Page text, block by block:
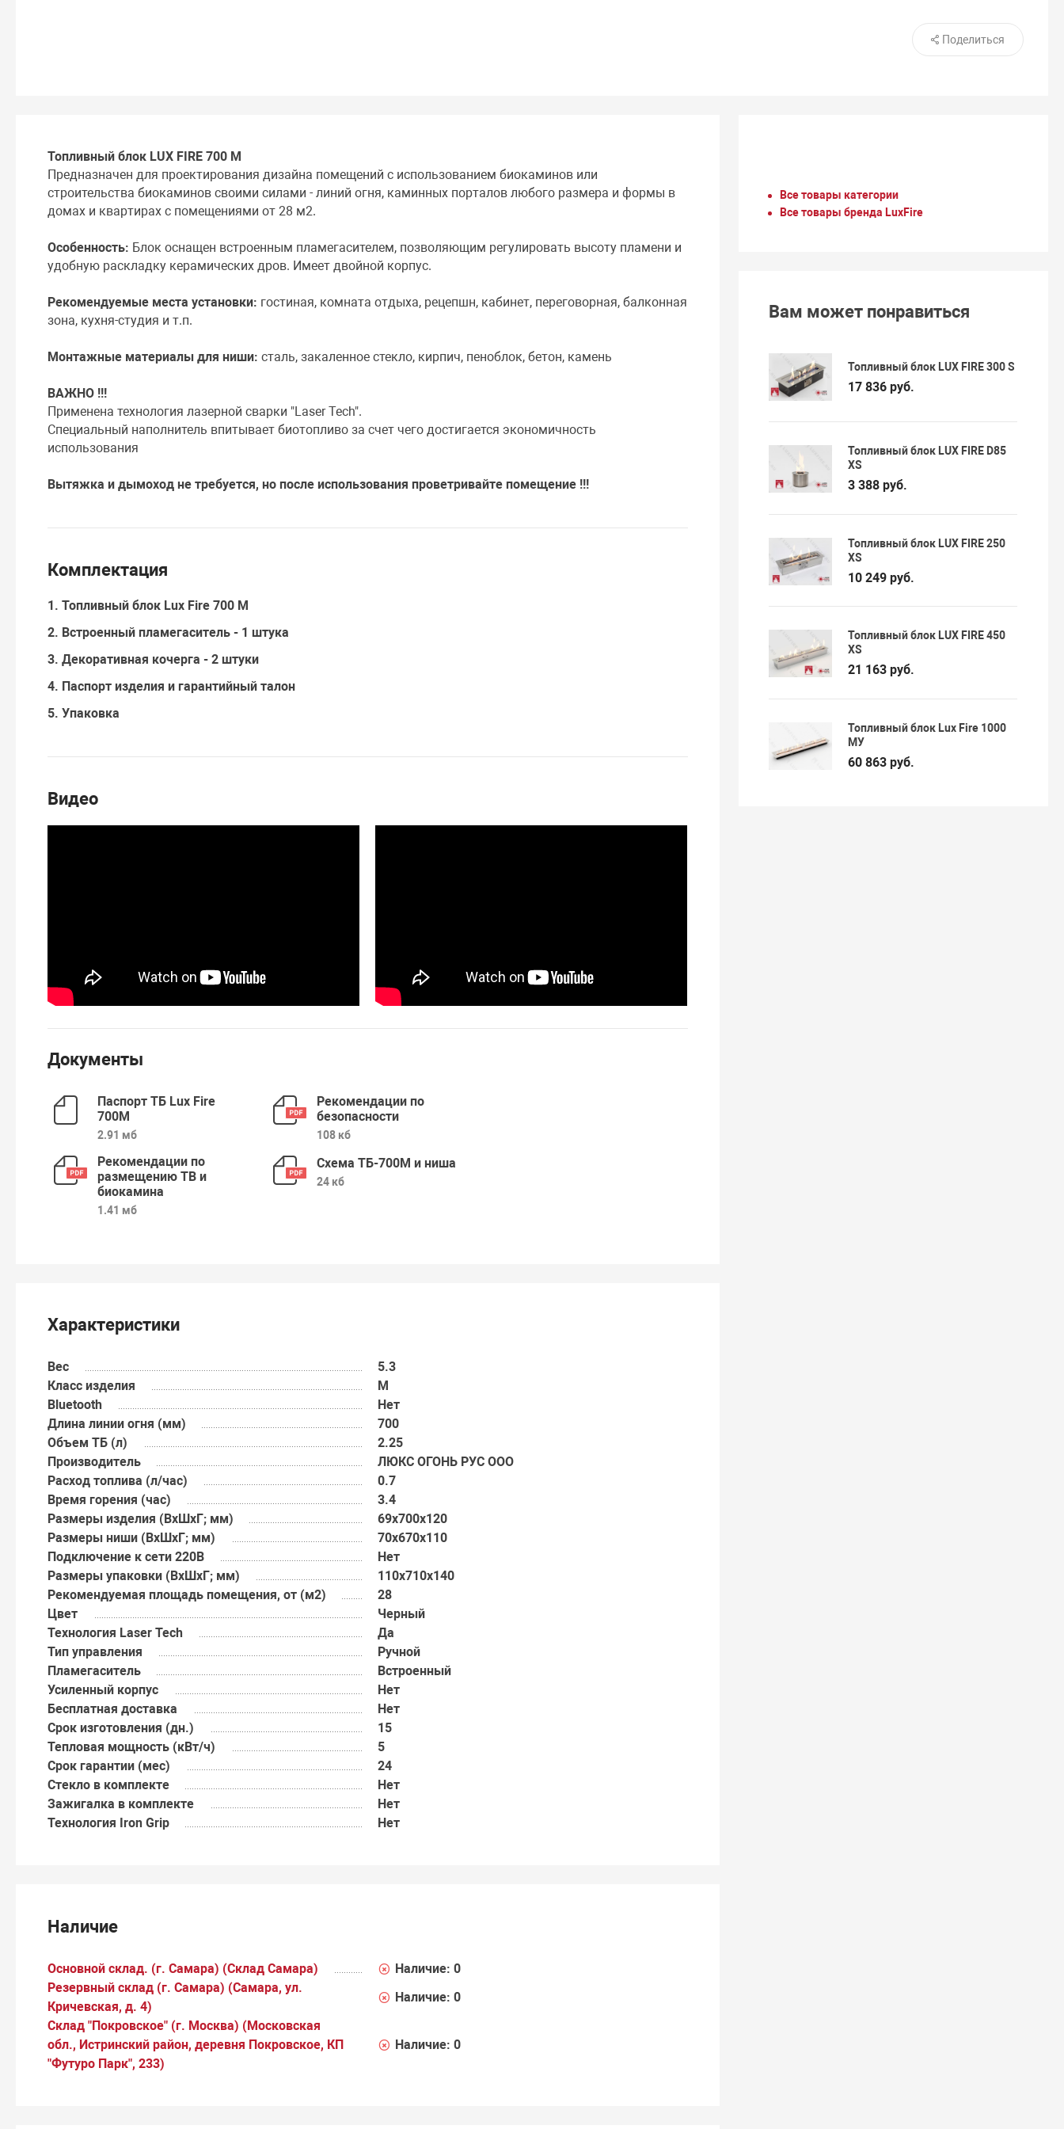
Поделиться
Топливный блок LUX FIRE 700 М
Предназначен для проектирования дизайна помещений с использованием биокаминов или
строительства биокаминов своими силами - линий огня, каминных порталов любого размера и формы в
домах и квартирах с помещениями от 28 м2.
Особенность: Блок оснащен встроенным пламегасителем, позволяющим регулировать высоту пламени и
удобную раскладку керамических дров. Имеет двойной корпус.
Рекомендуемые места установки: гостиная, комната отдыха, рецепшн, кабинет, переговорная, балконная
зона, кухня-студия и т.п.
Монтажные материалы для ниши: сталь, закаленное стекло, кирпич, пеноблок, бетон, камень
ВАЖНО !!!
Применена технология лазерной сварки "Laser Tech".
Специальный наполнитель впитывает биотопливо за счет чего достигается экономичность
использования
Вытяжка и дымоход не требуется, но после использования проветривайте помещение !!!
Комплектация
1. Топливный блок Lux Fire 700 М
2. Встроенный пламегаситель - 1 штука
3. Декоративная кочерга - 2 штуки
4. Паспорт изделия и гарантийный талон
5. Упаковка
Видео
Документы
Паспорт ТБ Lux Fire
700М
2.91 мб
Рекомендации по
безопасности
108 кб
Рекомендации по
размещению ТВ и
биокамина
1.41 мб
Схема ТБ-700М и ниша
24 кб
Характеристики
Вес
5.3
Класс изделия
M
Bluetooth
Нет
Длина линии огня (мм)
700
Объем ТБ (л)
2.25
Производитель
ЛЮКС ОГОНЬ РУС ООО
Расход топлива (л/час)
0.7
Время горения (час)
3.4
Размеры изделия (ВхШхГ; мм)
69x700x120
Размеры ниши (ВхШхГ; мм)
70х670х110
Подключение к сети 220В
Нет
Размеры упаковки (ВхШхГ; мм)
110х710х140
Рекомендуемая площадь помещения, от (м2)
28
Цвет
Черный
Технология Laser Tech
Да
Тип управления
Ручной
Пламегаситель
Встроенный
Усиленный корпус
Нет
Бесплатная доставка
Нет
Срок изготовления (дн.)
15
Тепловая мощность (кВт/ч)
5
Срок гарантии (мес)
24
Стекло в комплекте
Нет
Зажигалка в комплекте
Нет
Технология Iron Grip
Нет
Наличие
Основной склад. (г. Самара) (Склад Самара) Наличие:0
Резервный склад (г. Самара) (Самара, ул.
Кричевская, д. 4)
Наличие:0
Склад "Покровское" (г. Москва) (Московская
обл., Истринский район, деревня Покровское, КП
"Футуро Парк", 233)
Наличие:0
Все товары категории
Все товары бренда LuxFire
Вам может понравиться
Топливный блок LUX FIRE 300 S
17 836 руб.
Топливный блок LUX FIRE D85
XS
3 388 руб.
Топливный блок LUX FIRE 250
XS
10 249 руб.
Топливный блок LUX FIRE 450
XS
21 163 руб.
Топливный блок Lux Fire 1000
МУ
60 863 руб.